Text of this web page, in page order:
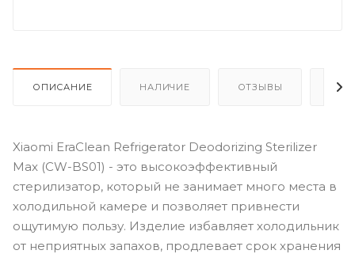
ОПИСАНИЕ НАЛИЧИЕ ОТЗЫВЫ
Xiaomi EraClean Refrigerator Deodorizing Sterilizer
Max (CW-BS01) - это высокоэффективный
стерилизатор, который не занимает много места в
холодильной камере и позволяет привнести
ощутимую пользу. Изделие избавляет холодильник
от неприятных запахов, продлевает срок хранения